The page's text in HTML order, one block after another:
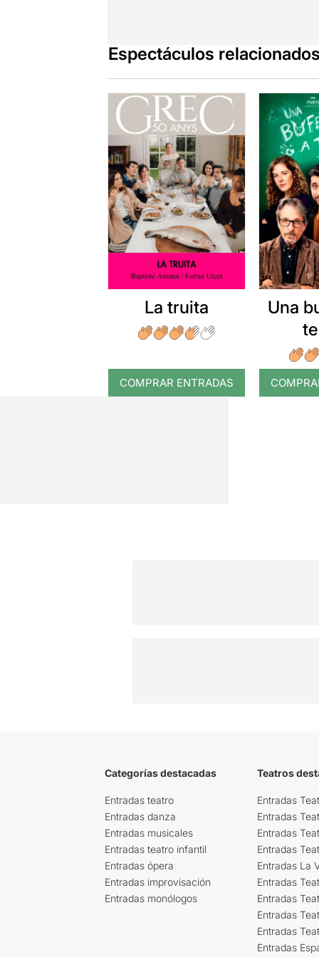
Espectáculos
La truita
COMPRAR ENTRADAS
Una
Categorías destacadas
Entradas teatro
Entradas danza
Entradas musicales
Entradas teatro infantil
Entradas ópera
Entradas improvisación
Entradas monólogos
Teatros
Entradas
Entradas
Entradas
Entradas
Entradas La
Entradas
Entradas
Entradas
Entradas
Entradas